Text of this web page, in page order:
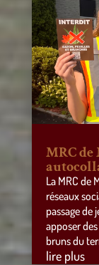
MRC
La MRC de
réseaux
passage de
apposer
bruns du
lire plus